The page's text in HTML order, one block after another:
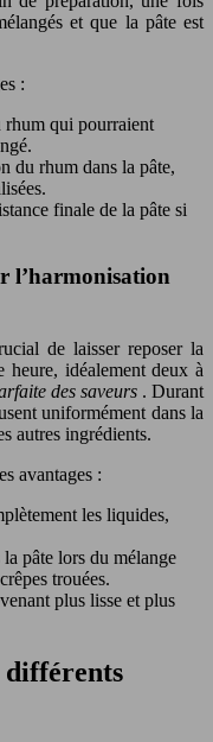
et que la pâte est
:
rhum qui pourraient
du rhum dans la pâte,
finale de la pâte si
l’harmonisation
de laisser reposer la
heure, idéalement deux à
des saveurs . Durant
uniformément dans la
autres ingrédients.
avantages :
les liquides,
pâte lors du mélange
trouées.
plus lisse et plus
différents